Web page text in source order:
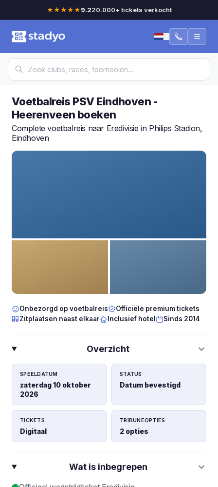
★★★★★9.220.000+ tickets verkocht
Voetbalreis PSV Eindhoven -
Heerenveen boeken
Complete voetbalreis naar Eredivisie in Philips Stadion,
Eindhoven
Onbezorgd op voetbalreis
Officiële premium tickets
Zitplaatsen naast elkaar
Inclusief hotel Sinds 2014
Overzicht
SPEELDATUM
zaterdag 10 oktober
2026
STATUS
Datum bevestigd
TICKETS
Digitaal
TRIBUNEOPTIES
2 opties
Wat is inbegrepen